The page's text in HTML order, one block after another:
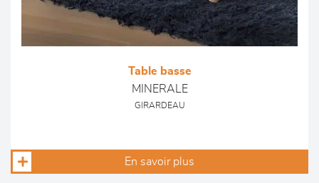
Table basse
MINERALE
GIRARDEAU
En savoir plus